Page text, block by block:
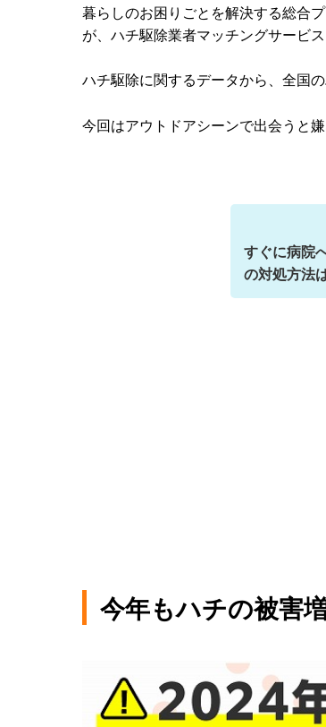
暮らしのお困りごとを解決する総合
が、ハチ駆除業者マッチングサービ
ハチ駆除に関するデータから、全国
今回はアウトドアシーンで出会うと
すぐに病院
の対処方法
今年もハチの被害